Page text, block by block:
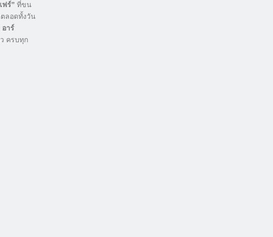
ฟร์” ที่ขน
ลอดทั้งวัน
าร์
ครบทุก